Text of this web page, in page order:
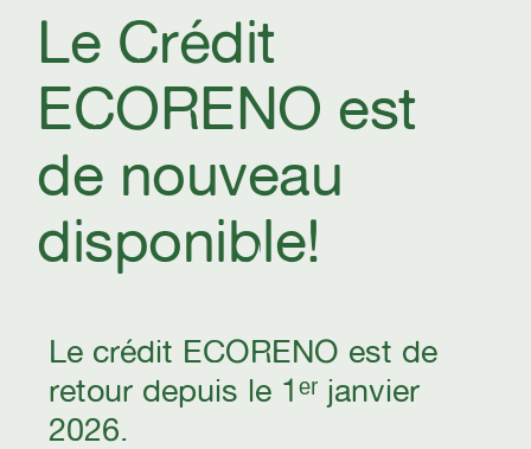
Le Crédit
ECORENO est
de nouveau
disponible!
Le crédit ECORENO est de
retour depuis le 1ᵉʳ janvier
2026.